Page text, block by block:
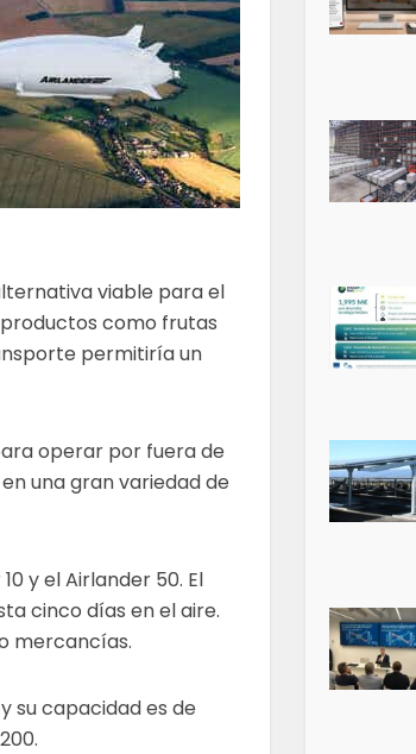
viable para el
como frutas
permitiría un
operar por fuera de
una gran variedad de
y el Airlander 50. El
cinco días en el aire.
mercancías.
su capacidad es de